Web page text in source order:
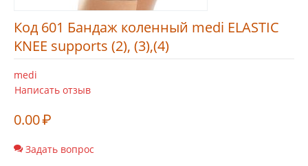
Код 601 Бандаж коленный medi ELASTIC
KNEE supports (2), (3),(4)
medi
Написать отзыв
0.00₽
Задать вопрос